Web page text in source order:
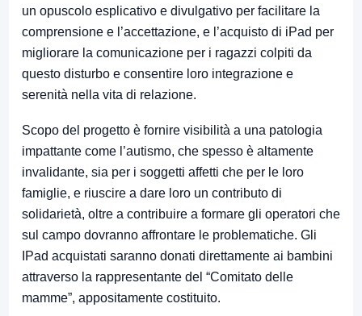
un opuscolo esplicativo e divulgativo per facilitare la
comprensione e l’accettazione, e l’acquisto di iPad per
migliorare la comunicazione per i ragazzi colpiti da
questo disturbo e consentire loro integrazione e
serenità nella vita di relazione.
Scopo del progetto è fornire visibilità a una patologia
impattante come l’autismo, che spesso è altamente
invalidante, sia per i soggetti affetti che per le loro
famiglie, e riuscire a dare loro un contributo di
solidarietà, oltre a contribuire a formare gli operatori che
sul campo dovranno affrontare le problematiche. Gli
IPad acquistati saranno donati direttamente ai bambini
attraverso la rappresentante del “Comitato delle
mamme”, appositamente costituito.